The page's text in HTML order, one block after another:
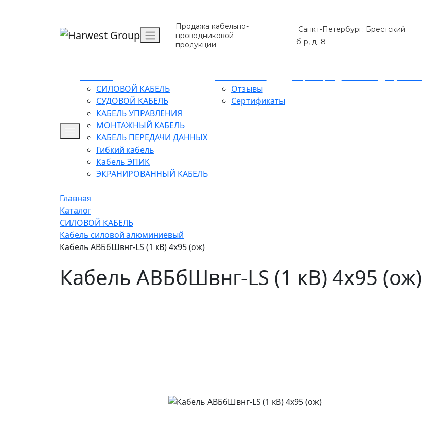
Продажа кабельно-
проводниковой
продукции
Санкт-Петербург: Брестский
б-р, д. 8
СИЛОВОЙ КАБЕЛЬ
СУДОВОЙ КАБЕЛЬ
КАБЕЛЬ УПРАВЛЕНИЯ
МОНТАЖНЫЙ КАБЕЛЬ
КАБЕЛЬ ПЕРЕДАЧИ ДАННЫХ
Гибкий кабель
Кабель ЭПИК
ЭКРАНИРОВАННЫЙ КАБЕЛЬ
Отзывы
Сертификаты
Главная
Каталог
СИЛОВОЙ КАБЕЛЬ
Кабель силовой алюминиевый
Кабель АВБбШвнг-LS (1 кВ) 4х95 (ож)
Кабель АВБбШвнг-LS (1 кВ) 4х95 (ож)